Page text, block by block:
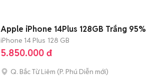
Apple iPhone 14Plus 128GB Trắng 95%
iPhone 14 Plus 128 GB
5.850.000 đ
Q. Bắc Từ Liêm (P. Phú Diễn mới)